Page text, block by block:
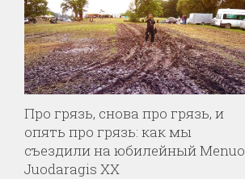
Про грязь, снова про грязь, и
опять про грязь: как мы
съездили на юбилейный Menuo
Juodaragis XX